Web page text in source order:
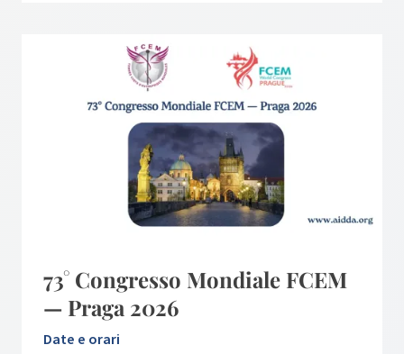
73° Congresso Mondiale FCEM
— Praga 2026
Date e orari